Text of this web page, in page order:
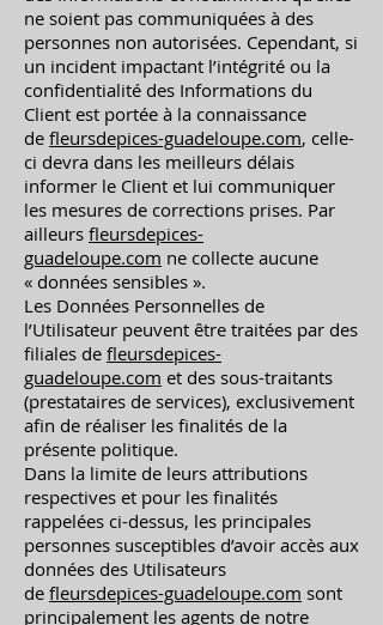
ne soient pas communiquées à des
personnes non autorisées. Cependant, si
un incident impactant l’intégrité ou la
confidentialité des Informations du
Client est portée à la connaissance
de fleursdepices-guadeloupe.com, celle-
ci devra dans les meilleurs délais
informer le Client et lui communiquer
les mesures de corrections prises. Par
ailleurs fleursdepices-
guadeloupe.com ne collecte aucune
« données sensibles ».
Les Données Personnelles de
l’Utilisateur peuvent être traitées par des
filiales de fleursdepices-
guadeloupe.com et des sous-traitants
(prestataires de services), exclusivement
afin de réaliser les finalités de la
présente politique.
Dans la limite de leurs attributions
respectives et pour les finalités
rappelées ci-dessus, les principales
personnes susceptibles d’avoir accès aux
données des Utilisateurs
de fleursdepices-guadeloupe.com sont
principalement les agents de notre